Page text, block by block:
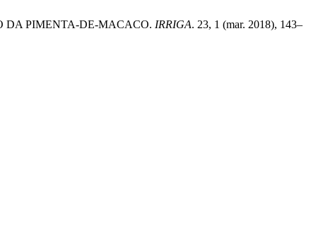
DA PIMENTA-DE-MACACO. IRRIGA. 23, 1 (mar. 2018), 143–